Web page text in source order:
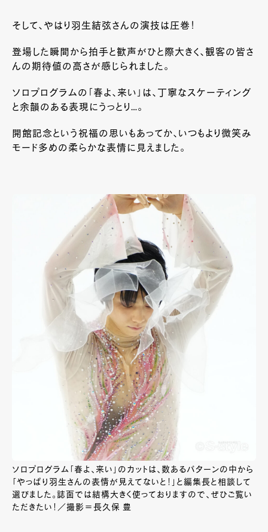
そして、やはり羽生結弦さんの演技は圧巻！
登場した瞬間から拍手と歓声がひと際大きく、観客の皆さ
んの期待値の高さが感じられました。
ソロプログラムの「春よ、来い」は、丁寧なスケーティング
と余韻のある表現にうっとり…。
開館記念という祝福の思いもあってか、いつもより微笑み
モード多めの柔らかな表情に見えました。
ソロプログラム「春よ、来い」のカットは、数あるパターンの中から
「やっぱり羽生さんの表情が見えてないと！」と編集長と相談して
選びました。誌面では結構大きく使っておりますので、ぜひご覧い
ただきたい！／撮影＝長久保 豊